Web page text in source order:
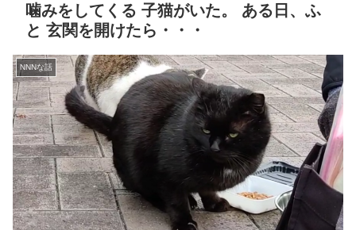
噛みをしてくる 子猫がいた。 ある日、ふ
と 玄関を開けたら・・・
NNNな話